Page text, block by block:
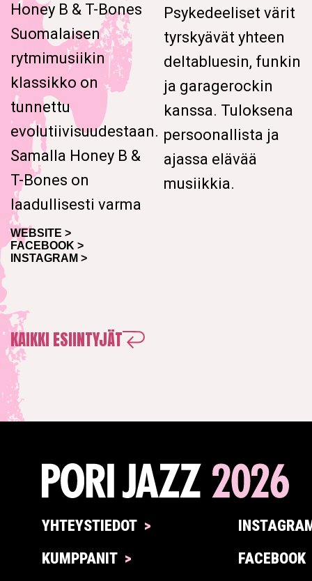
Honey B & T-Bones
Suomalaisen
rytmimusiikin
klassikko on
tunnettu
evolutiivisuudestaan.
Samalla Honey B &
T-Bones on
laadullisesti varma
Psykedeeliset värit
tyrskyävät yhteen
deltabluesin, funkin
ja garagerockin
kanssa. Tuloksena
persoonallista ja
ajassa elävää
musiikkia.
WEBSITE >
FACEBOOK >
INSTAGRAM >
KAIKKI ESIINTYJÄT
YHTEYSTIEDOT
KUMPPANIT
FACEBOOK